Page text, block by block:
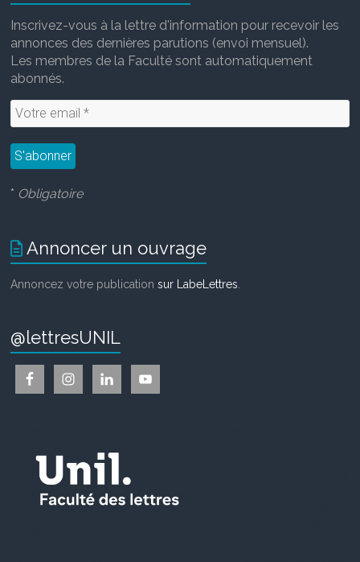
Inscrivez-vous à la lettre d'information pour recevoir les
annonces des dernières parutions (envoi mensuel).
Les membres de la Faculté sont automatiquement
abonnés.
* Obligatoire
Annoncer un ouvrage
Annoncez votre publicationsur LabeLettres
@lettresUNIL